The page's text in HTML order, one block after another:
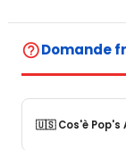
help_outlineDomande
🇺🇸 Cos'è Pop's